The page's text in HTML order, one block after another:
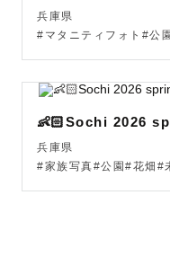
まずは、過去に撮影さ
いた、レビューをご覧
私は、人と関わること
も大好きです。
幼い頃から、小さい子
代の方々と接する環境
兵庫県
#マタニティフォト#公
👶🏻Sochi 2026
兵庫県
#家族写真#公園#花畑#